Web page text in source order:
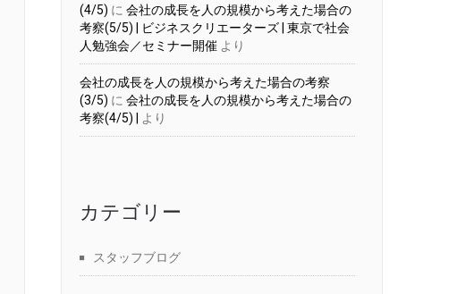
(4/5) に 会社の成長を人の規模から考えた場合の
考察(5/5) | ビジネスクリエーターズ | 東京で社会
人勉強会／セミナー開催 より
会社の成長を人の規模から考えた場合の考察
(3/5) に 会社の成長を人の規模から考えた場合の
考察(4/5) |
より
カテゴリー
スタッフブログ